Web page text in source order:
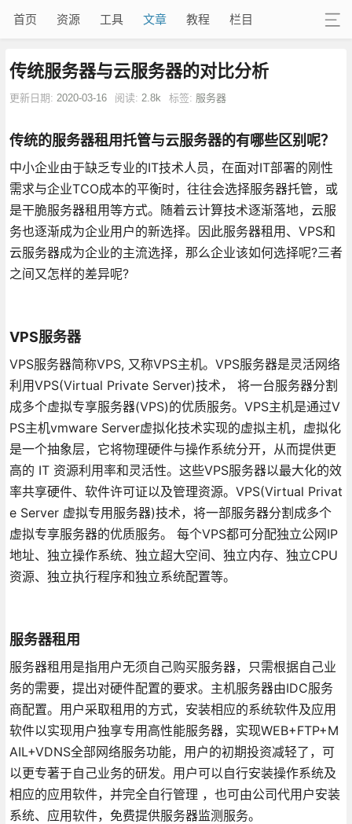
首页 资源 工具 文章 教程 栏目
传统服务器与云服务器的对比分析
更新日期: 2020-03-16 阅读: 2.8k 标签: 服务器
传统的服务器租用托管与云服务器的有哪些区别呢？
中小企业由于缺乏专业的IT技术人员，在面对IT部署的刚性
需求与企业TCO成本的平衡时，往往会选择服务器托管，或
是干脆服务器租用等方式。随着云计算技术逐渐落地，云服
务也逐渐成为企业用户的新选择。因此服务器租用、VPS和
云服务器成为企业的主流选择，那么企业该如何选择呢?三者
之间又怎样的差异呢?
VPS服务器
VPS服务器简称VPS, 又称VPS主机。VPS服务器是灵活网络
利用VPS(Virtual Private Server)技术， 将一台服务器分割
成多个虚拟专享服务器(VPS)的优质服务。VPS主机是通过V
PS主机vmware Server虚拟化技术实现的虚拟主机，虚拟化
是一个抽象层，它将物理硬件与操作系统分开，从而提供更
高的 IT 资源利用率和灵活性。这些VPS服务器以最大化的效
率共享硬件、软件许可证以及管理资源。VPS(Virtual Privat
e Server 虚拟专用服务器)技术，将一部服务器分割成多个
虚拟专享服务器的优质服务。 每个VPS都可分配独立公网IP
地址、独立操作系统、独立超大空间、独立内存、独立CPU
资源、独立执行程序和独立系统配置等。
服务器租用
服务器租用是指用户无须自己购买服务器，只需根据自己业
务的需要，提出对硬件配置的要求。主机服务器由IDC服务
商配置。用户采取租用的方式，安装相应的系统软件及应用
软件以实现用户独享专用高性能服务器，实现WEB+FTP+M
AIL+VDNS全部网络服务功能，用户的初期投资减轻了，可
以更专著于自己业务的研发。用户可以自行安装操作系统及
相应的应用软件，并完全自行管理 ，也可由公司代用户安装
系统、应用软件，免费提供服务器监测服务。